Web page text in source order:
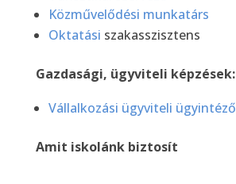
Közművelődési munkatárs
Oktatási szakasszisztens
Gazdasági, ügyviteli képzések:
Vállalkozási ügyviteli ügyintéző
Amit iskolánk biztosít